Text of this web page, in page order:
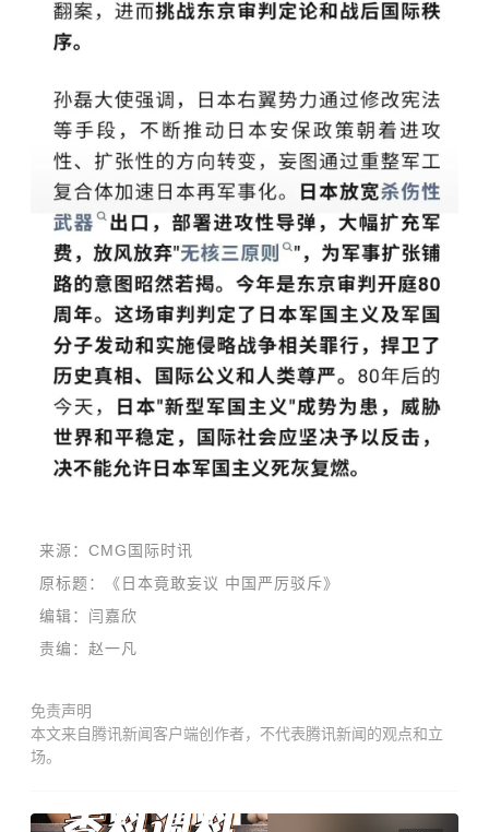
来源：CMG国际时讯
原标题：《日本竟敢妄议 中国严厉驳斥》
编辑：闫嘉欣
责编：赵一凡
免责声明
本文来自腾讯新闻客户端创作者，不代表腾讯新闻的观点和立
场。